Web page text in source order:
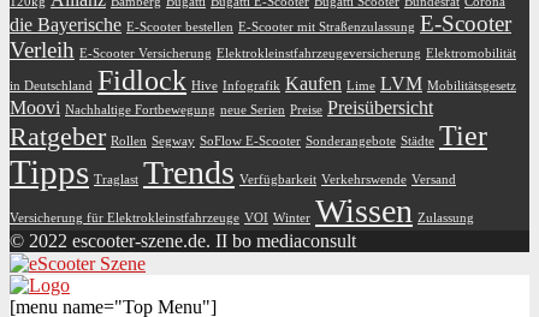
die Bayerische E-Scooter bestellen E-Scooter mit Straßenzulassung E-Scooter
Verleih E-Scooter Versicherung Elektrokleinstfahrzeugeversicherung Elektromobilität
in Deutschland Fidlock Hive Infografik Kaufen Lime LVM Mobilitätsgesetz
Moovi Nachhaltige Fortbewegung neue Serien Preise Preisübersicht
Ratgeber Rollen Segway SoFlow E-Scooter Sonderangebote Städte Tier
Tipps Traglast Trends Verfügbarkeit Verkehrswende Versand
Versicherung für Elektrokleinstfahrzeuge VOI Winter Wissen Zulassung
© 2022 escooter-szene.de. II bo mediaconsult
[menu name="Top Menu"]